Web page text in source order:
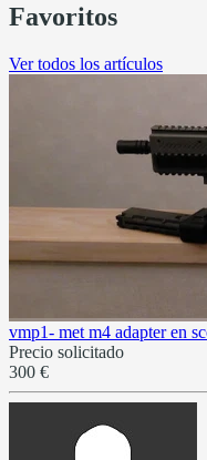
Favoritos
Ver todos los artículos
vmp1- met m4 adapter en
Precio solicitado
300 €